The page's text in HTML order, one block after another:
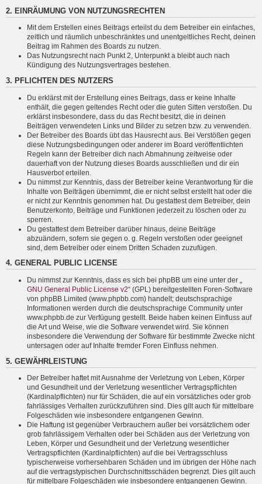
2. EINRÄUMUNG VON NUTZUNGSRECHTEN
Mit dem Erstellen eines Beitrags erteilst du dem Betreiber ein einfaches,
zeitlich und räumlich unbeschränktes und unentgeltliches Recht, deinen
Beitrag im Rahmen des Boards zu nutzen.
Das Nutzungsrecht nach Punkt 2, Unterpunkt a bleibt auch nach
Kündigung des Nutzungsvertrages bestehen.
3. PFLICHTEN DES NUTZERS
Du erklärst mit der Erstellung eines Beitrags, dass er keine Inhalte
enthält, die gegen geltendes Recht oder die guten Sitten verstoßen. Du
erklärst insbesondere, dass du das Recht besitzt, die in deinen
Beiträgen verwendeten Links und Bilder zu setzen bzw. zu verwenden.
Der Betreiber des Boards übt das Hausrecht aus. Bei Verstößen gegen
diese Nutzungsbedingungen oder anderer im Board veröffentlichten
Regeln kann der Betreiber dich nach Abmahnung zeitweise oder
dauerhaft von der Nutzung dieses Boards ausschließen und dir ein
Hausverbot erteilen.
Du nimmst zur Kenntnis, dass der Betreiber keine Verantwortung für die
Inhalte von Beiträgen übernimmt, die er nicht selbst erstellt hat oder die
er nicht zur Kenntnis genommen hat. Du gestattest dem Betreiber, dein
Benutzerkonto, Beiträge und Funktionen jederzeit zu löschen oder zu
sperren.
Du gestattest dem Betreiber darüber hinaus, deine Beiträge
abzuändern, sofern sie gegen o. g. Regeln verstoßen oder geeignet
sind, dem Betreiber oder einem Dritten Schaden zuzufügen.
4. GENERAL PUBLIC LICENSE
Du nimmst zur Kenntnis, dass es sich bei phpBB um eine unter der „
GNU General Public License v2“ (GPL) bereitgestellten Foren-Software
von phpBB Limited (www.phpbb.com) handelt; deutschsprachige
Informationen werden durch die deutschsprachige Community unter
www.phpbb.de zur Verfügung gestellt. Beide haben keinen Einfluss auf
die Art und Weise, wie die Software verwendet wird. Sie können
insbesondere die Verwendung der Software für bestimmte Zwecke nicht
untersagen oder auf Inhalte fremder Foren Einfluss nehmen.
5. GEWÄHRLEISTUNG
Der Betreiber haftet mit Ausnahme der Verletzung von Leben, Körper
und Gesundheit und der Verletzung wesentlicher Vertragspflichten
(Kardinalpflichten) nur für Schäden, die auf ein vorsätzliches oder grob
fahrlässiges Verhalten zurückzuführen sind. Dies gilt auch für mittelbare
Folgeschäden wie insbesondere entgangenen Gewinn.
Die Haftung ist gegenüber Verbrauchern außer bei vorsätzlichem oder
grob fahrlässigem Verhalten oder bei Schäden aus der Verletzung von
Leben, Körper und Gesundheit und der Verletzung wesentlicher
Vertragspflichten (Kardinalpflichten) auf die bei Vertragsschluss
typischerweise vorhersehbaren Schäden und im übrigen der Höhe nach
auf die vertragstypischen Durchschnittsschäden begrenzt. Dies gilt auch
für mittelbare Folgeschäden wie insbesondere entgangenen Gewinn.